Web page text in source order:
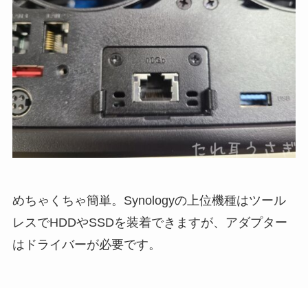
めちゃくちゃ簡単。Synologyの上位機種はツール
レスでHDDやSSDを装着できますが、アダプター
はドライバーが必要です。